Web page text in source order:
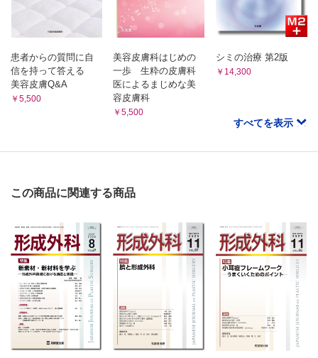
患者からの質問に自
信を持って答える
美容皮膚Q&A
￥5,500
美容皮膚科はじめの
一歩 生粋の皮膚科
医によるまじめな美
容皮膚科
￥5,500
シミの治療 第2版
￥14,300
すべてを表示
この商品に関連する商品